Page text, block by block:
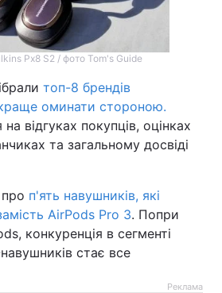
Px8 S2 / фото Tom's Guide
топ-8 брендів
оминати стороною.
відгуках покупців, оцінках
та загальному досвіді
п'ять навушників, які
AirPods Pro 3. Попри
конкуренція в сегменті
стає все
Реклама